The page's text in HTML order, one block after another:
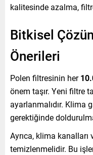
kalitesinde azalma,
Bitkisel
Önerileri
Polen filtresinin her
önem taşır. Yeni filtre
ayarlanmalıdır. Klima
gerektiğinde
Ayrıca, klima
temizlenmelidir. Bu